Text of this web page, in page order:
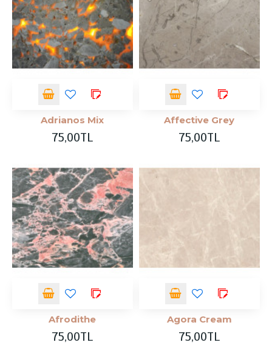
Adrianos Mix
75,00TL
Affective Grey
75,00TL
Afrodithe
75,00TL
Agora Cream
75,00TL